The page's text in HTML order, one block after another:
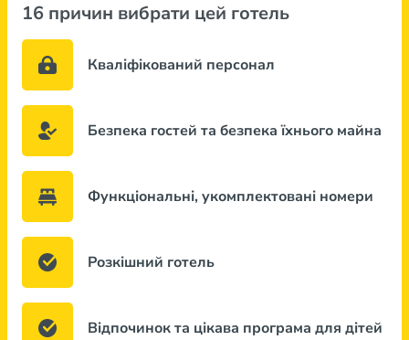
16 причин вибрати цей готель
Кваліфікований персонал
Безпека гостей та безпека їхнього майна
Функціональні, укомплектовані номери
Розкішний готель
Відпочинок та цікава програма для дітей